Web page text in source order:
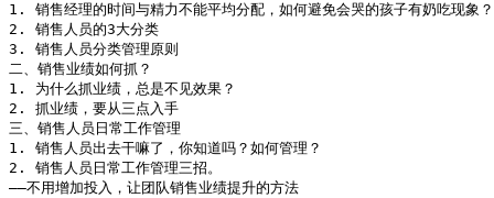
1. 销售经理的时间与精力不能平均分配，如何避免会哭的孩子有奶吃现象？
2. 销售人员的3大分类
3. 销售人员分类管理原则
二、销售业绩如何抓？
1. 为什么抓业绩，总是不见效果？
2. 抓业绩，要从三点入手
三、销售人员日常工作管理
1. 销售人员出去干嘛了，你知道吗？如何管理？
2. 销售人员日常工作管理三招。
――不用增加投入，让团队销售业绩提升的方法